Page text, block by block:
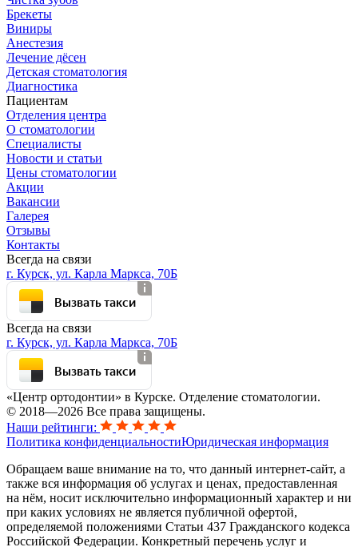
Брекеты
Виниры
Анестезия
Лечение дёсен
Детская стоматология
Диагностика
Пациентам
Отделения центра
О стоматологии
Специалисты
Новости и статьи
Цены стоматологии
Акции
Вакансии
Галерея
Отзывы
Контакты
Всегда на связи
г. Курск, ул. Карла Маркса, 70Б
Вызвать такси
Всегда на связи
г. Курск, ул. Карла Маркса, 70Б
Вызвать такси
«Центр ортодонтии» в Курске. Отделение стоматологии.
© 2018—2026 Все права защищены.
Наши рейтинги:
Политика конфиденциальностиЮридическая информация
Обращаем ваше внимание на то, что данный интернет-сайт, а
также вся информация об услугах и ценах, предоставленная
на нём, носит исключительно информационный характер и ни
при каких условиях не является публичной офертой,
определяемой положениями Статьи 437 Гражданского кодекса
Российской Федерации. Конкретный перечень услуг и